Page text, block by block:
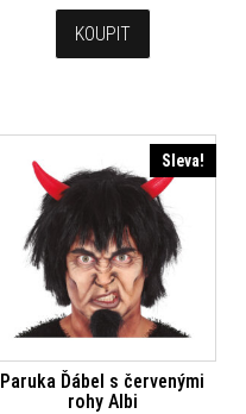
KOUPIT
Sleva!
Paruka Ďábel s červenými
rohy Albi